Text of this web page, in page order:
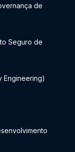
de
Seguro de
Engineering)